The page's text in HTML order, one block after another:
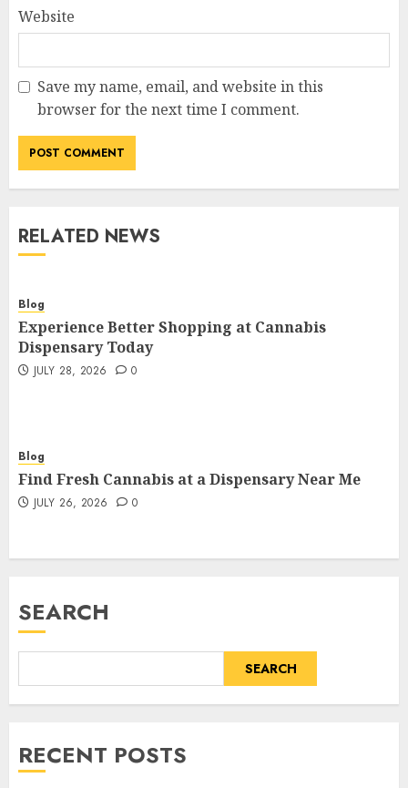
Website
Save my name, email, and website in this
browser for the next time I comment.
RELATED NEWS
Blog
Experience Better Shopping at Cannabis
Dispensary Today
JULY 28, 2026 0
Blog
Find Fresh Cannabis at a Dispensary Near Me
JULY 26, 2026 0
SEARCH
SEARCH
RECENT POSTS